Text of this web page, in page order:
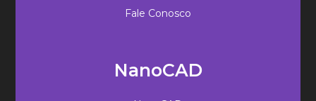
Fale Conosco
NanoCAD